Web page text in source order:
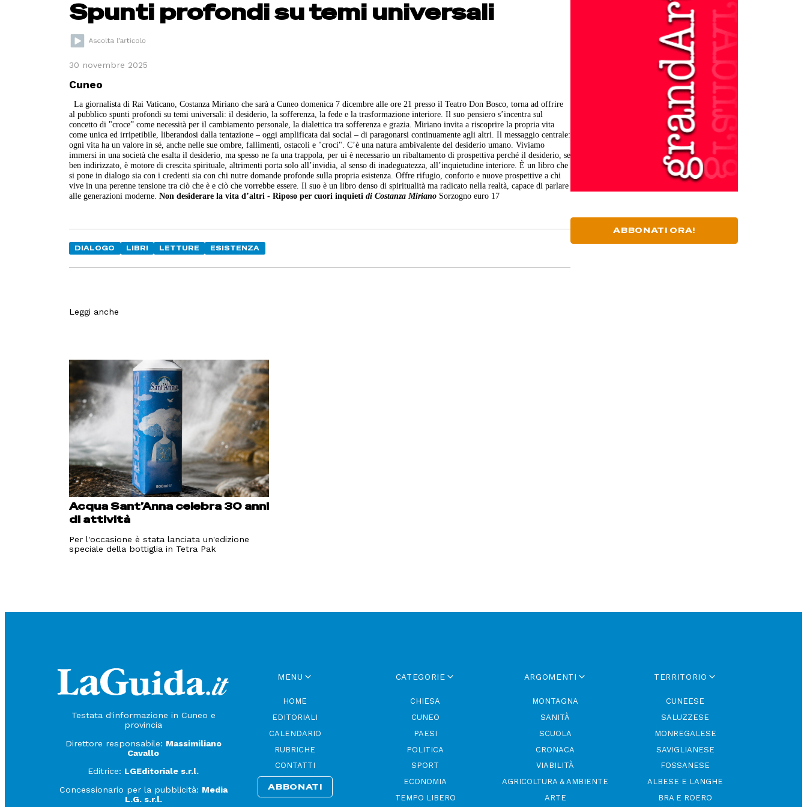
Spunti profondi su temi universali
30 novembre 2025
Cuneo
La giornalista di Rai Vaticano, Costanza Miriano che sarà a Cuneo domenica 7 dicembre alle ore 21 presso il Teatro Don Bosco, torna ad offrire
al pubblico spunti profondi su temi universali: il desiderio, la sofferenza, la fede e la trasformazione interiore. Il suo pensiero s’incentra sul
concetto di "croce” come necessità per il cambiamento personale, la dialettica tra sofferenza e grazia. Miriano invita a riscoprire la propria vita
come unica ed irripetibile, liberandosi dalla tentazione – oggi amplificata dai social – di paragonarsi continuamente agli altri. Il messaggio centrale:
ogni vita ha un valore in sé, anche nelle sue ombre, fallimenti, ostacoli e "croci". C’è una natura ambivalente del desiderio umano. Viviamo
immersi in una società che esalta il desiderio, ma spesso ne fa una trappola, per ui è necessario un ribaltamento di prospettiva perché il desiderio, se
ben indirizzato, è motore di crescita spirituale, altrimenti porta solo all’invidia, al senso di inadeguatezza, all’inquietudine interiore. È un libro che
si pone in dialogo sia con i credenti sia con chi nutre domande profonde sulla propria esistenza. Offre rifugio, conforto e nuove prospettive a chi
vive in una perenne tensione tra ciò che è e ciò che vorrebbe essere. Il suo è un libro denso di spiritualità ma radicato nella realtà, capace di parlare
alle generazioni moderne.Non desiderare la vita d’altri - Riposo per cuori inquieti di Costanza Miriano Sorzogno euro 17
DIALOGO LIBRI LETTURE ESISTENZA
ABBONATI ORA!
Leggi anche
Acqua Sant’Anna celebra 30 anni
di attività
Per l'occasione è stata lanciata un'edizione
speciale della bottiglia in Tetra Pak
Testata d'informazione in Cuneo e
provincia
Direttore responsabile: Massimiliano
Cavallo
Editrice: LGEditoriale s.r.l.
Concessionario per la pubblicità: Media
L.G. s.r.l.
MENU
HOME
EDITORIALI
CALENDARIO
RUBRICHE
CONTATTI
ABBONATI
CATEGORIE
CHIESA
CUNEO
PAESI
POLITICA
SPORT
ECONOMIA
TEMPO LIBERO
ARGOMENTI
MONTAGNA
SANITÀ
SCUOLA
CRONACA
VIABILITÀ
AGRICOLTURA & AMBIENTE
ARTE
TERRITORIO
CUNEESE
SALUZZESE
MONREGALESE
SAVIGLIANESE
FOSSANESE
ALBESE E LANGHE
BRA E ROERO